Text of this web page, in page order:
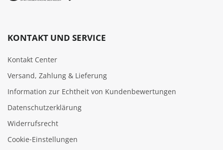
KONTAKT UND SERVICE
Kontakt Center
Versand, Zahlung & Lieferung
Information zur Echtheit von Kundenbewertungen
Datenschutzerklärung
Widerrufsrecht
Cookie‑Einstellungen